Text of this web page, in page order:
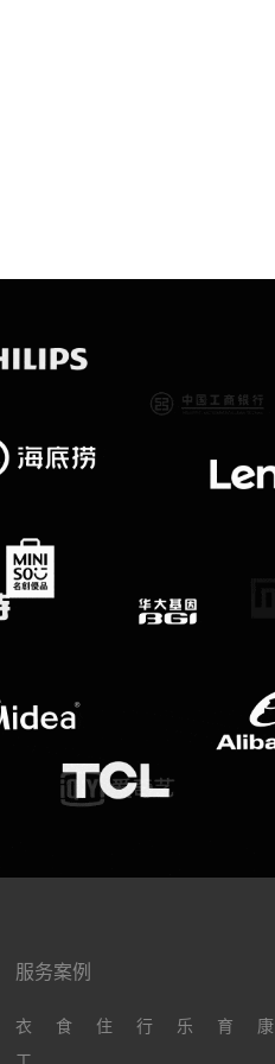
服务案例
衣 食 住 行 乐 育 康
工